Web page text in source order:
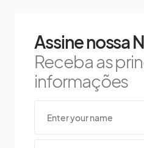
Assine nossa
Receba as
informações